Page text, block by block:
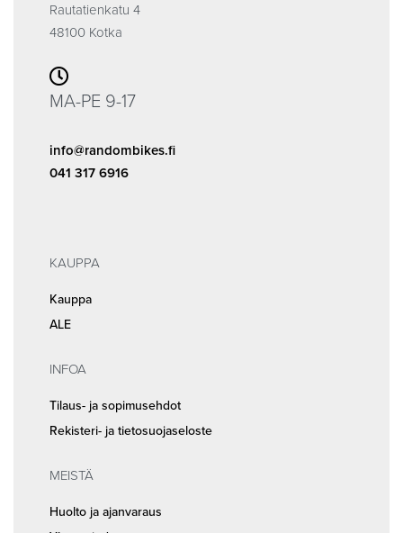
Rautatienkatu 4
48100 Kotka
MA-PE 9-17
info@randombikes.fi
041 317 6916
KAUPPA
Kauppa
ALE
INFOA
Tilaus- ja sopimusehdot
Rekisteri- ja tietosuojaseloste
MEISTÄ
Huolto ja ajanvaraus